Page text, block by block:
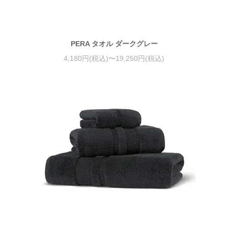
PERA タオル ダークグレー
4,180円(税込)〜19,250円(税込)